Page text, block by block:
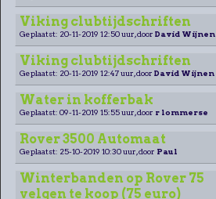
Viking clubtijdschriften
Geplaatst: 20-11-2019 12:50 uur, door David Wijnen
Viking clubtijdschriften
Geplaatst: 20-11-2019 12:47 uur, door David Wijnen
Water in kofferbak
Geplaatst: 09-11-2019 15:55 uur, door r lommerse
Rover 3500 Automaat
Geplaatst: 25-10-2019 10:30 uur, door Paul
Winterbanden op Rover 75
velgen te koop (75 euro)